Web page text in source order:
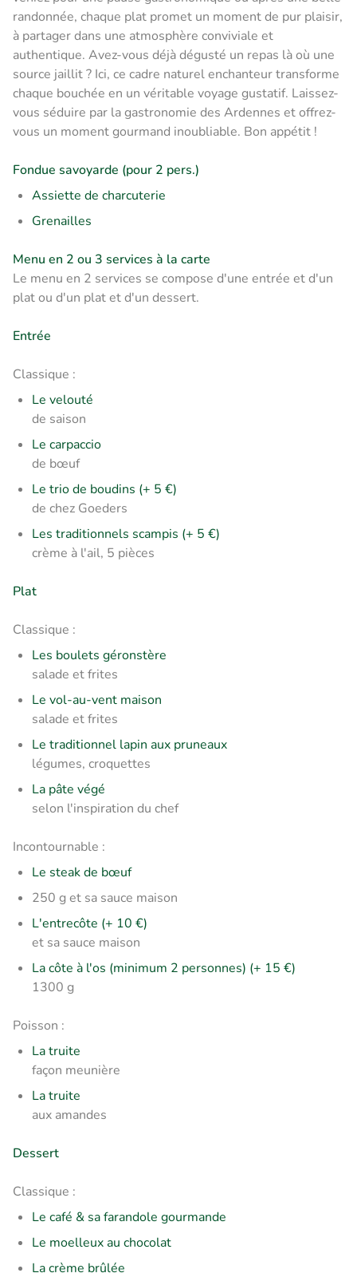
randonnée, chaque plat promet un moment de pur plaisir,
à partager dans une atmosphère conviviale et
authentique. Avez-vous déjà dégusté un repas là où une
source jaillit ? Ici, ce cadre naturel enchanteur transforme
chaque bouchée en un véritable voyage gustatif. Laissez-
vous séduire par la gastronomie des Ardennes et offrez-
vous un moment gourmand inoubliable. Bon appétit !
Fondue savoyarde (pour 2 pers.)
Assiette de charcuterie
Grenailles
Menu en 2 ou 3 services à la carte
Le menu en 2 services se compose d'une entrée et d'un
plat ou d'un plat et d'un dessert.
Entrée
Classique :
Le velouté
de saison
Le carpaccio
de bœuf
Le trio de boudins (+ 5 €)
de chez Goeders
Les traditionnels scampis (+ 5 €)
crème à l'ail, 5 pièces
Plat
Classique :
Les boulets géronstère
salade et frites
Le vol-au-vent maison
salade et frites
Le traditionnel lapin aux pruneaux
légumes, croquettes
La pâte végé
selon l'inspiration du chef
Incontournable :
Le steak de bœuf
250 g et sa sauce maison
L'entrecôte (+ 10 €)
et sa sauce maison
La côte à l'os (minimum 2 personnes) (+ 15 €)
1300 g
Poisson :
La truite
façon meunière
La truite
aux amandes
Dessert
Classique :
Le café & sa farandole gourmande
Le moelleux au chocolat
La crème brûlée